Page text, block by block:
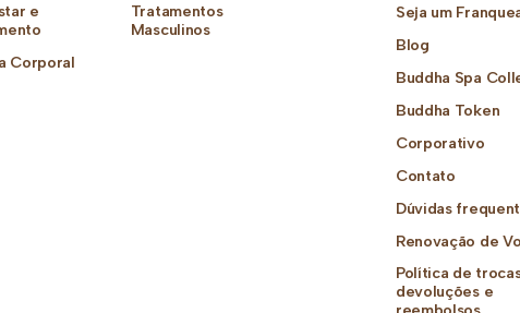
e
Corporal
Tratamentos
Masculinos
Seja um
Blog
Buddha Spa
Buddha Token
Corporativo
Contato
Dúvidas
Renovação de
Política de
devoluções e